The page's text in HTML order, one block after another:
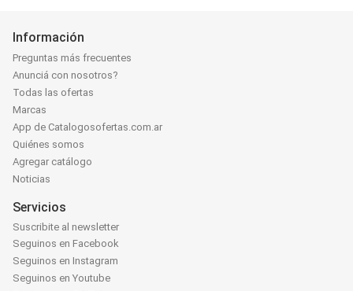
Información
Preguntas más frecuentes
Anunciá con nosotros?
Todas las ofertas
Marcas
App de Catalogosofertas.com.ar
Quiénes somos
Agregar catálogo
Noticias
Servicios
Suscribite al newsletter
Seguinos en Facebook
Seguinos en Instagram
Seguinos en Youtube